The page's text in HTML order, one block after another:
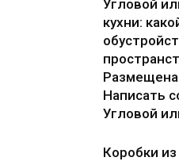
Угловой
кухни:
Написать
Угловой
Коробки